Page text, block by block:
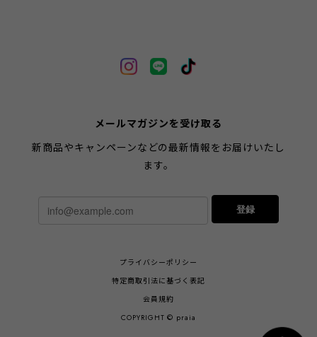
メールマガジンを受け取る
新商品やキャンペーンなどの最新情報をお届けいたし
ます。
登録
プライバシーポリシー
特定商取引法に基づく表記
会員規約
COPYRIGHT © praia